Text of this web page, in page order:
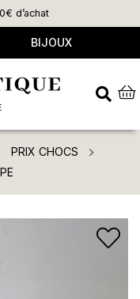
d’achat
BIJOUX
PRIX CHOCS